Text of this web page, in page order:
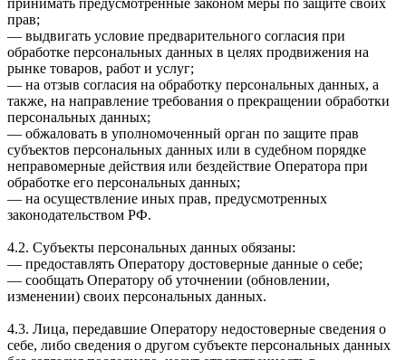
прав;
— выдвигать условие предварительного согласия при
обработке персональных данных в целях продвижения на
рынке товаров, работ и услуг;
— на отзыв согласия на обработку персональных данных, а
также, на направление требования о прекращении обработки
персональных данных;
— обжаловать в уполномоченный орган по защите прав
субъектов персональных данных или в судебном порядке
неправомерные действия или бездействие Оператора при
обработке его персональных данных;
— на осуществление иных прав, предусмотренных
законодательством РФ.
4.2. Субъекты персональных данных обязаны:
— предоставлять Оператору достоверные данные о себе;
— сообщать Оператору об уточнении (обновлении,
изменении) своих персональных данных.
4.3. Лица, передавшие Оператору недостоверные сведения о
себе, либо сведения о другом субъекте персональных данных